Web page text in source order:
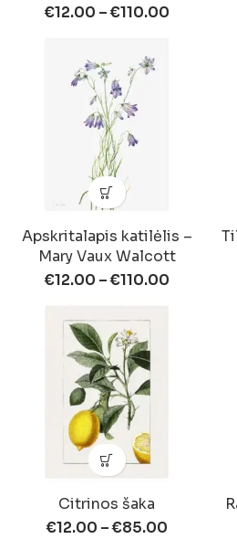
€12.00 –€110.00
Apskritalapis katilėlis –
Mary Vaux Walcott
€12.00 –€110.00
Citrinos šaka
€12.00 –€85.00